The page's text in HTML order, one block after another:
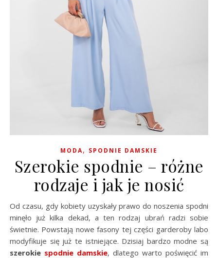
MODA, SPODNIE DAMSKIE
Szerokie spodnie – różne
rodzaje i jak je nosić
Od czasu, gdy kobiety uzyskały prawo do noszenia spodni
minęło już kilka dekad, a ten rodzaj ubrań radzi sobie
świetnie. Powstają nowe fasony tej części garderoby labo
modyfikuje się już te istniejące. Dzisiaj bardzo modne są
szerokie spodnie damskie, dlatego warto poświęcić im